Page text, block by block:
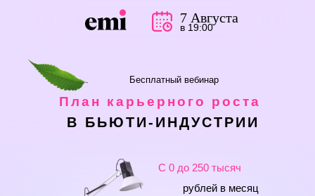
в 19:00
7 Августа
План карьерного роста
С 0 до 250 тысяч
В БЬЮТИ-ИНДУСТРИИ
Бесплатный вебинар
рублей в месяц